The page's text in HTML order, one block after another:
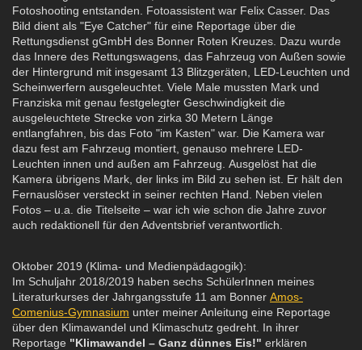
Fotoshooting entstanden. Fotoassistent war Felix Casser. Das
Bild dient als "Eye Catcher" für eine Reportage über die
Rettungsdienst gGmbH des Bonner Roten Kreuzes. Dazu wurde
das Innere des Rettungswagens, das Fahrzeug von Außen sowie
der Hintergrund mit insgesamt 13 Blitzgeräten, LED-Leuchten und
Scheinwerfern ausgeleuchtet. Viele Male mussten Mark und
Franziska mit genau festgelegter Geschwindigkeit die
ausgeleuchtete Strecke von zirka 30 Metern Länge
entlangfahren, bis das Foto "im Kasten" war. Die Kamera war
dazu fest am Fahrzeug montiert, genauso mehrere LED-
Leuchten innen und außen am Fahrzeug. Ausgelöst hat die
Kamera übrigens Mark, der links im Bild zu sehen ist. Er hält den
Fernauslöser versteckt in seiner rechten Hand. Neben vielen
Fotos – u.a. die Titelseite – war ich wie schon die Jahre zuvor
auch redaktionell für den Adventsbrief verantwortlich.
Oktober 2019 (Klima- und Medienpädagogik):
Im Schuljahr 2018/2019 haben sechs SchülerInnen meines
Literaturkurses der Jahrgangsstufe 11 am Bonner Amos-
Comenius-Gymnasium unter meiner Anleitung eine Reportage
über den Klimawandel und Klimaschutz gedreht. In ihrer
Reportage "Klimawandel – Ganz dünnes Eis!" erklären